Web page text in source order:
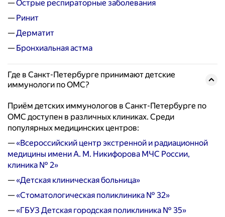
—Острые респираторные заболевания
— Ринит
—Дерматит
— Бронхиальная астма
Где в Санкт-Петербурге принимают детские
иммунологи по ОМС?
Приём детских иммунологов в Санкт-Петербурге по
ОМС доступен в различных клиниках. Среди
популярных медицинских центров:
—«Всероссийский центр экстренной и радиационной
медицины имени А. М. Никифорова МЧС России,
клиника № 2»
—«Детская клиническая больница»
—«Стоматологическая поликлиника № 32»
—«ГБУЗ Детская городская поликлиника № 35»